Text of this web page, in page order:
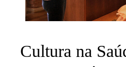
Cultura na